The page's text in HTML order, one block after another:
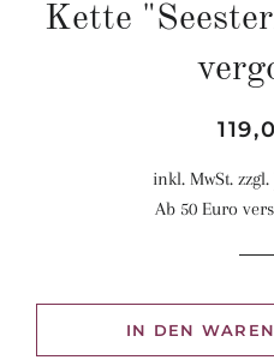
Kette
inkl. MwSt. zzgl.
Ab 50 Euro
IN DEN